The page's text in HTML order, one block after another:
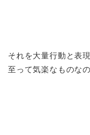
それを大量行動と表
至って気楽なものなの